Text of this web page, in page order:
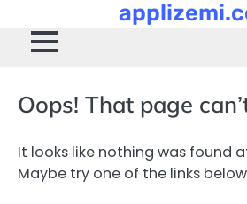
content
Oops! That page
It looks like nothing was found
Maybe try one of the links